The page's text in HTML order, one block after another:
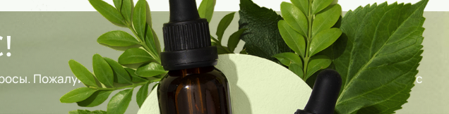
Пожалуйста, заполните форму ниже, и наш специалист свяжется с